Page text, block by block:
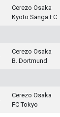
Cerezo Osaka
Kyoto Sanga FC
Cerezo Osaka
B. Dortmund
Cerezo Osaka
FC Tokyo